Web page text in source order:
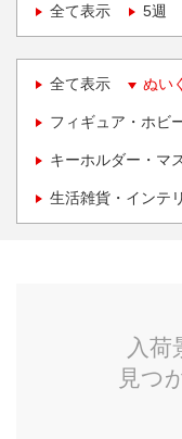
全て表示
5週
全て表示 ぬい
フィギュア・ホビ
キーホルダー・マ
生活雑貨・インテ